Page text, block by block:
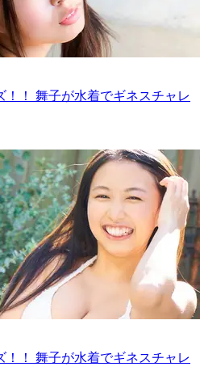
！！ 舞子が水着でギネスチャレ
！！ 舞子が水着でギネスチャレ